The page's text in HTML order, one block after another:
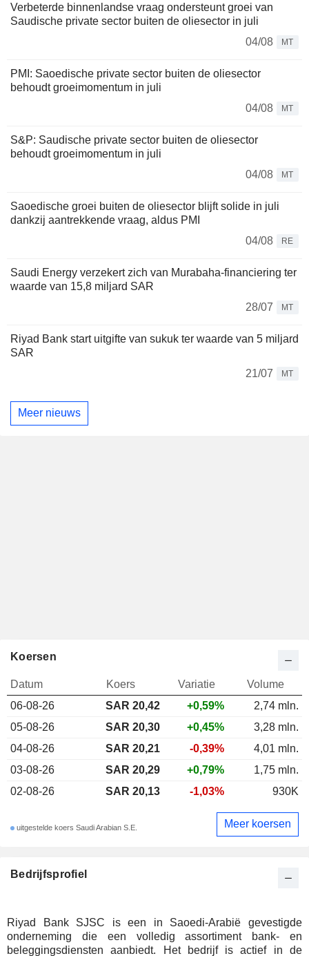
Verbeterde binnenlandse vraag ondersteunt groei van
Saudische private sector buiten de oliesector in juli
04/08
MT
PMI: Saoedische private sector buiten de oliesector
behoudt groeimomentum in juli
04/08
MT
S&P: Saudische private sector buiten de oliesector
behoudt groeimomentum in juli
04/08
MT
Saoedische groei buiten de oliesector blijft solide in juli
dankzij aantrekkende vraag, aldus PMI
04/08
RE
Saudi Energy verzekert zich van Murabaha-financiering ter
waarde van 15,8 miljard SAR
28/07
MT
Riyad Bank start uitgifte van sukuk ter waarde van 5 miljard
SAR
21/07
MT
Meer nieuws
Bedrijfsprofiel
Riyad Bank SJSC is een in Saoedi-Arabië gevestigde
onderneming die een volledig assortiment bank- en
beleggingsdiensten aanbiedt. Het bedrijf is actief in de
Koersen
Datum Koers Variatie
Volume
06-08-26
SAR 20,42 +0,59%
2,74 mln.
05-08-26
SAR 20,30 +0,45%
3,28 mln.
04-08-26
SAR 20,21 -0,39%
4,01 mln.
03-08-26
SAR 20,29 +0,79%
1,75 mln.
02-08-26
SAR 20,13 -1,03% 930K
uitgestelde koers Saudi Arabian S.E. Meer koersen